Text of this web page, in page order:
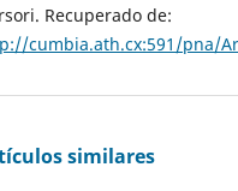
Recuperado de:
cumbia.ath.cx:591/pna/
similares